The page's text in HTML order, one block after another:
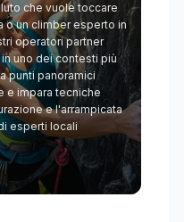
che vuole toccare
o un climber esperto in
operatori partner
uno dei contesti più
punti panoramici
e impara tecniche
e l'arrampicata
esperti locali